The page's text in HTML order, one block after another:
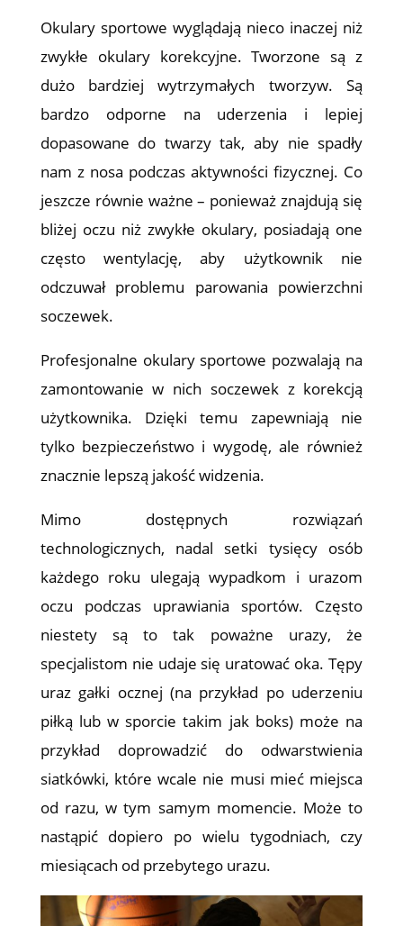
Okulary sportowe wyglądają nieco inaczej niż
zwykłe okulary korekcyjne. Tworzone są z
dużo bardziej wytrzymałych tworzyw. Są
bardzo odporne na uderzenia i lepiej
dopasowane do twarzy tak, aby nie spadły
nam z nosa podczas aktywności fizycznej. Co
jeszcze równie ważne – ponieważ znajdują się
bliżej oczu niż zwykłe okulary, posiadają one
często wentylację, aby użytkownik nie
odczuwał problemu parowania powierzchni
soczewek.
Profesjonalne okulary sportowe pozwalają na
zamontowanie w nich soczewek z korekcją
użytkownika. Dzięki temu zapewniają nie
tylko bezpieczeństwo i wygodę, ale również
znacznie lepszą jakość widzenia.
Mimo dostępnych rozwiązań
technologicznych, nadal setki tysięcy osób
każdego roku ulegają wypadkom i urazom
oczu podczas uprawiania sportów. Często
niestety są to tak poważne urazy, że
specjalistom nie udaje się uratować oka. Tępy
uraz gałki ocznej (na przykład po uderzeniu
piłką lub w sporcie takim jak boks) może na
przykład doprowadzić do odwarstwienia
siatkówki, które wcale nie musi mieć miejsca
od razu, w tym samym momencie. Może to
nastąpić dopiero po wielu tygodniach, czy
miesiącach od przebytego urazu.